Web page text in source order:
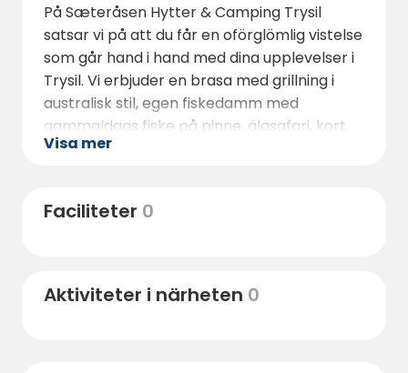
På Sæteråsen Hytter & Camping Trysil
satsar vi på att du får en oförglömlig vistelse
som går hand i hand med dina upplevelser i
Trysil. Vi erbjuder en brasa med grillning i
australisk stil, egen fiskedamm med
gammaldags fiske på pinne, älgsafari, kort
avstånd till strövområden, skidbacke till
separat för utställningar eller
Visa mer
Faciliteter 0
Aktiviteter i närheten 0